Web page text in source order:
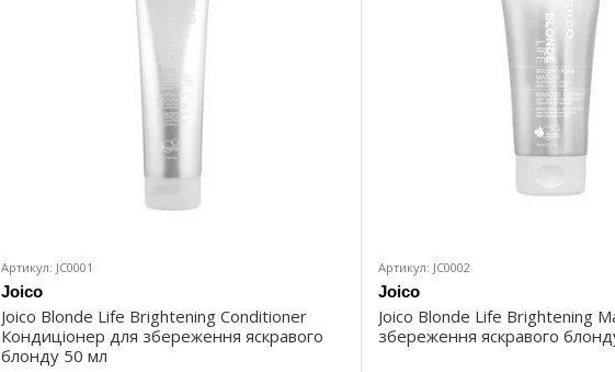
амінокислот, що розташовуються в тому ж
розмір молекул впливає на можливість
відрізняється, це дозволяє відновити
Придбати цю косметику Joico -
Повне відновлення волосся з
першого використання. Фірма виробляє
допоможе в отриманні ефекту в
Клієнти можуть купити косметику
Body Luxe;
Артикул: JC0001
Joico
Joico Blonde Life Brightening Conditioner
Кондиціонер для збереження яскравого
блонду 50 мл
Артикул: JС0002
Joico
Joico Blonde Life Brightening
збереження яскравого